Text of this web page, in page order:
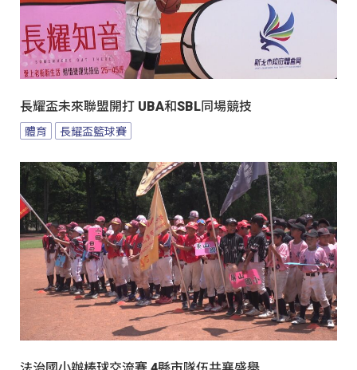
長耀盃未來聯盟開打 UBA和SBL同場競技
體育 長耀盃籃球賽